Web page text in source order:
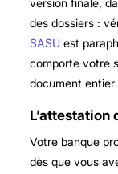
version finale,
des dossiers :
SASU est
comporte votre
document entier
Votre banque
dès que vous